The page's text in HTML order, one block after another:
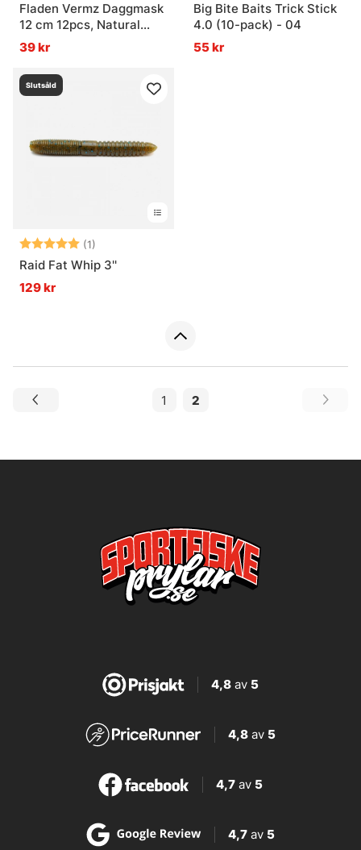
Fladen Vermz Daggmask
12 cm 12pcs, Natural
Brown
39 kr
Big Bite Baits Trick Stick
4.0 (10-pack) - 04
55 kr
Slutsåld
Betyg: (1)
Raid Fat Whip 3''
129 kr
1 2
4,8av 5
4,8 av 5
4,7 av 5
4,7 av 5